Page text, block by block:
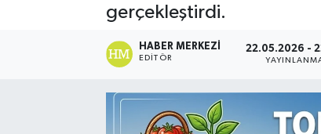
gerçekleştirdi.
HABER MERKEZI
EDITÖR
22.05.2026 -
Son Dakika Haberleri